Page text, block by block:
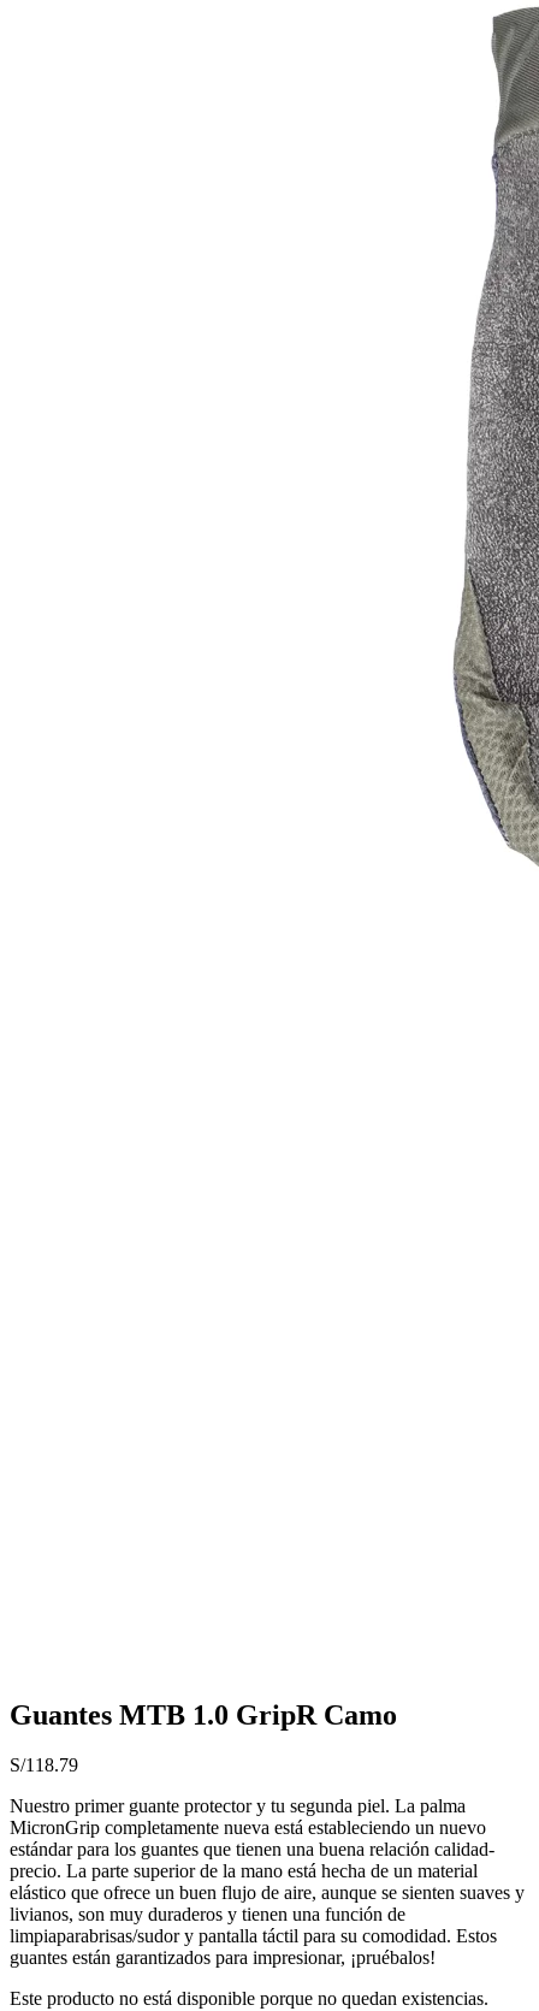
Guantes MTB 1.0 GripR Camo
S/118.79
Nuestro primer guante protector y tu segunda piel. La palma
MicronGrip completamente nueva está estableciendo un nuevo
estándar para los guantes que tienen una buena relación calidad-
precio. La parte superior de la mano está hecha de un material
elástico que ofrece un buen flujo de aire, aunque se sienten suaves y
livianos, son muy duraderos y tienen una función de
limpiaparabrisas/sudor y pantalla táctil para su comodidad. Estos
guantes están garantizados para impresionar, ¡pruébalos!
Este producto no está disponible porque no quedan existencias.